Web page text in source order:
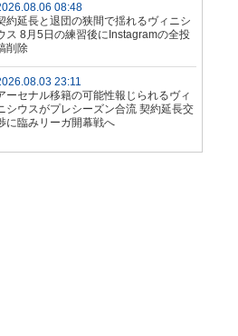
08:48
約延長と退団の狭間で揺れるヴィニシ
ス 8月5日の練習後にInstagramの全投
削除
23:11
ーセナル移籍の可能性報じられるヴィ
シウスがプレシーズン合流 契約延長交
に臨みリーガ開幕戦へ